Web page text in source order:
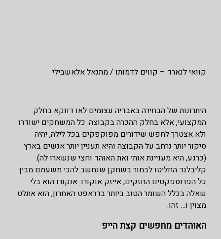
קוואי לנארד – קווים לדמותו / מתנאל אלאשבילי
היתרונות של הבחירה באבדיה עצומים לאו דווקא בחלק
המקצועי, אלא בחלק ההכרה בקבוצה. כל המשחקים ישודרו
ולא אצטרך לחפש שידורים מפוקפקים בכל לילה, יהיה
סיקור יותר נרחב על הקבוצה והיא תעניין יותר אנשים בארץ
(כרגע, היא מעניינת אותי ואת האוהד וחצי שנשארו לה).
קליבלנד החליטו לבחור בשחקן שנחשב להכי משעמם מבין
כל הפרוספקטים החזקים, אייזק אוקורו. אוקורו הוא בלי
שאלה בכלל השומר הטוב ביותר בדראפט האחרון, הוא אתלט
מצוין ו… זהו.
האוהדים מחפשים קצת הייפ